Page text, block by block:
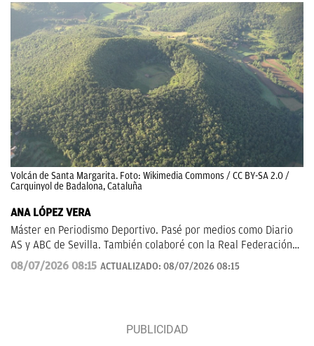
Volcán de Santa Margarita. Foto: Wikimedia Commons / CC BY-SA 2.0 /
Carquinyol de Badalona, ​​Cataluña
ANA LÓPEZ VERA
Máster en Periodismo Deportivo. Pasé por medios como Diario
AS y ABC de Sevilla. También colaboré con la Real Federación
de Fútbol Andaluza.
08/07/2026 08:15 ACTUALIZADO: 08/07/2026 08:15